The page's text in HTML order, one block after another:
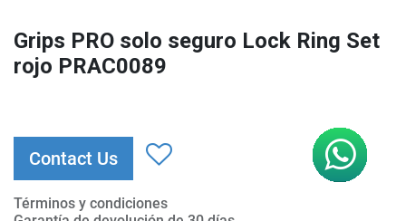
Grips PRO solo seguro Lock Ring Set
rojo PRAC0089
Contact Us
Términos y condiciones